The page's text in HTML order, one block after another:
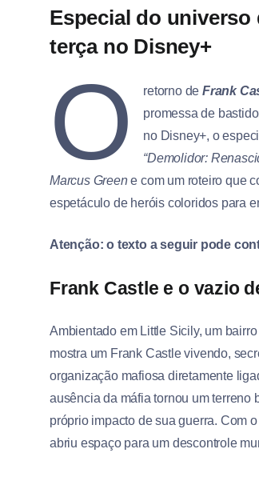
Especial do universo
terça no Disney+
O retorno deFrank
promessa de
no Disney+, o
“Demolidor:
Marcus Greene com um roteiro que
espetáculo de heróis coloridos para
Atenção: o texto a seguir pode
Frank Castle e o vazio
Ambientado em Little Sicily, um
mostra um Frank Castle vivendo,
organização mafiosa diretamente
ausência da máfia tornou um terreno
próprio impacto de sua guerra. Com
abriu espaço para um descontrole